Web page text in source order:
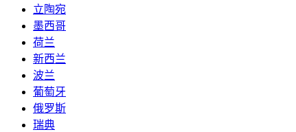
立陶宛
墨西哥
荷兰
新西兰
波兰
葡萄牙
俄罗斯
瑞典